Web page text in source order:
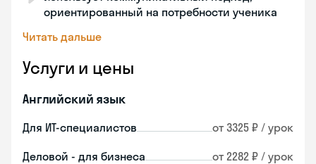
ориентированный на потребности ученика
Читать дальше
Услуги и цены
Английский язык
Для ИТ-специалистов от 3325 ₽ / урок
Деловой - для бизнеса от 2282 ₽ / урок